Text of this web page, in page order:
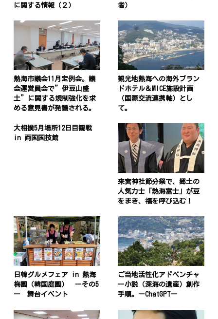
に関する情報（２）
者）
熱海市議会11月定例会。議
会運営員会で”伊豆山盛
土”に関する規制強化を求
める意見書が発議される。
観光地熱海への海外ブラン
ドホテル＆MICE施設計画
（国際交流連携軸）とし
て。
大相撲5月場所12日目観戦
in 両国国技館
来宮神社節分祭で、郷土の
人気力士「熱海富士」が豆
をまき、福を呼び込む！
日韓グルメフェア in 熱海
梅園（韓国庭園） ーその5
ー 舞台イベント
ご当地活性化アドベンチャ
ー小説（深海の遺産）創作
手順。ーChatGPTー